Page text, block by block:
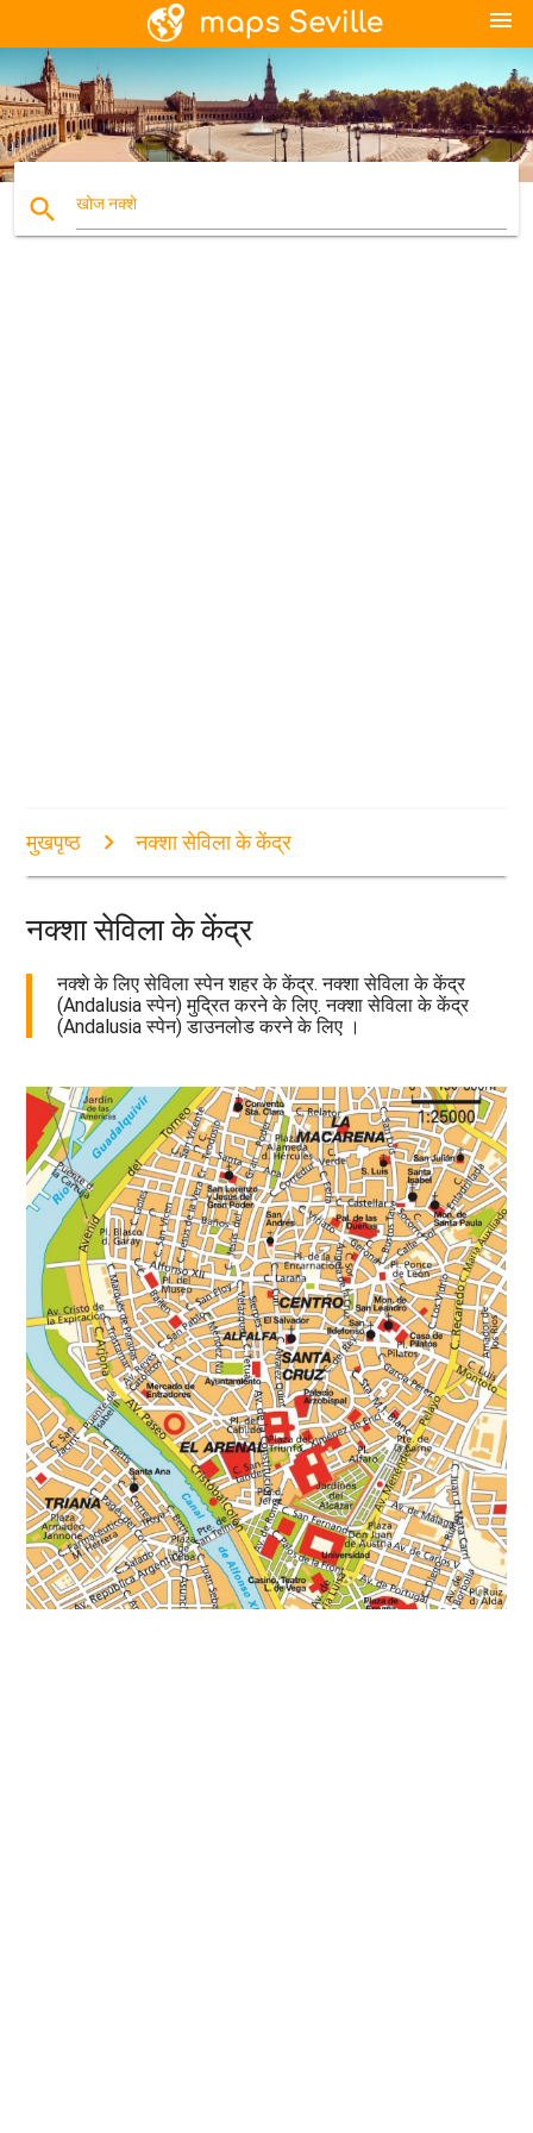
menu
search खोज नक्शे
मुखपृष्ठ नक्शा सेविला के केंद्र
नक्शा सेविला के केंद्र
नक्शे के लिए सेविला स्पेन शहर के केंद्र. नक्शा सेविला के केंद्र
(Andalusia स्पेन) मुद्रित करने के लिए. नक्शा सेविला के केंद्र
(Andalusia स्पेन) डाउनलोड करने के लिए ।